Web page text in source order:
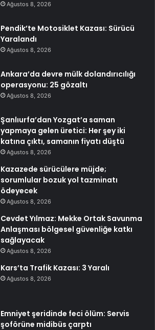
Ağustos 8, 2026
Pendik’te Motosiklet Kazası: Sürücü
Yaralandı
Ağustos 8, 2026
Ankara’da devre mülk dolandırıcılığı
operasyonu: 25 gözaltı
Ağustos 8, 2026
Şanlıurfa’dan Yozgat’a saman
yapmaya gelen üretici: Her şey iki
katına çıktı, samanın fiyatı düştü
Ağustos 8, 2026
Kazazede sürücülere müjde;
sorumlular bozuk yol tazminatı
ödeyecek
Ağustos 8, 2026
Cevdet Yılmaz: Mekke Ortak Savunma
Anlaşması bölgesel güvenliğe katkı
sağlayacak
Ağustos 8, 2026
Kars’ta Trafik Kazası: 3 Yaralı
Ağustos 8, 2026
Emniyet şeridinde feci ölüm: Servis
şoförüne midibüs çarptı